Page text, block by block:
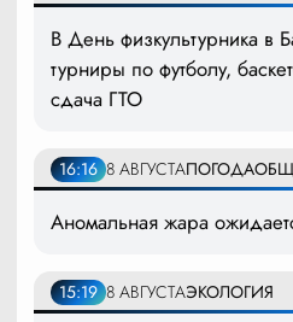
В День физкультурника в
турниры по футболу,
сдача ГТО
16:16 8 АВГУСТАПОГОДА
Аномальная жара
15:19 8 АВГУСТАЭКОЛОГИЯ